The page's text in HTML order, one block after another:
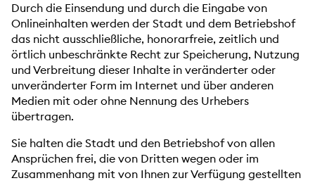
Durch die Einsendung und durch die Eingabe von
Onlineinhalten werden der Stadt und dem Betriebshof
das nicht ausschließliche, honorarfreie, zeitlich und
örtlich unbeschränkte Recht zur Speicherung, Nutzung
und Verbreitung dieser Inhalte in veränderter oder
unveränderter Form im Internet und über anderen
Medien mit oder ohne Nennung des Urhebers
übertragen.
Sie halten die Stadt und den Betriebshof von allen
Ansprüchen frei, die von Dritten wegen oder im
Zusammenhang mit von Ihnen zur Verfügung gestellten